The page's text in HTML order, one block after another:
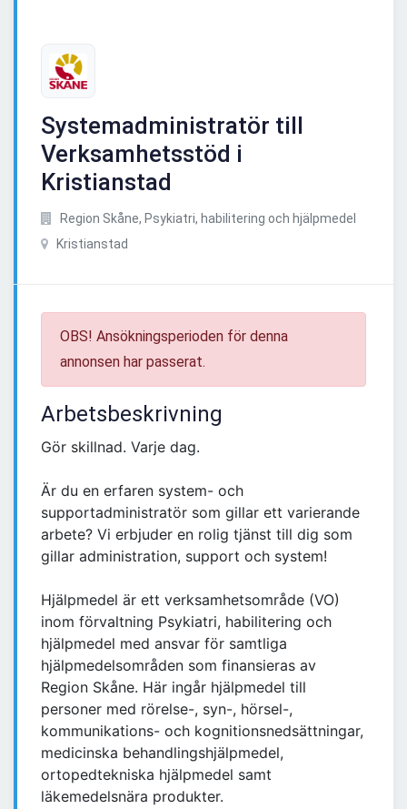
Systemadministratör till
Verksamhetsstöd i
Kristianstad
Region Skåne, Psykiatri, habilitering och hjälpmedel
Kristianstad
OBS! Ansökningsperioden för denna
annonsen har passerat.
Arbetsbeskrivning
Gör skillnad. Varje dag.
Är du en erfaren system- och
supportadministratör som gillar ett varierande
arbete? Vi erbjuder en rolig tjänst till dig som
gillar administration, support och system!
Hjälpmedel är ett verksamhetsområde (VO)
inom förvaltning Psykiatri, habilitering och
hjälpmedel med ansvar för samtliga
hjälpmedelsområden som finansieras av
Region Skåne. Här ingår hjälpmedel till
personer med rörelse-, syn-, hörsel-,
kommunikations- och kognitionsnedsättningar,
medicinska behandlingshjälpmedel,
ortopedtekniska hjälpmedel samt
läkemedelsnära produkter.